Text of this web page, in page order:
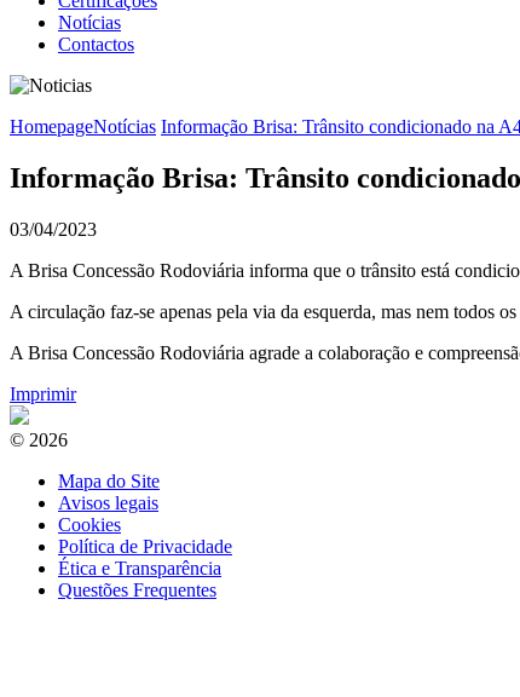
Notícias
Contactos
HomepageNotícias Informação Brisa: Trânsito condicionado na
Informação Brisa: Trânsito
03/04/2023
A Brisa Concessão Rodoviária informa que o trânsito está
A circulação faz-se apenas pela via da esquerda, mas nem todos
A Brisa Concessão Rodoviária agrade a colaboração e
Imprimir
© 2026
Mapa do Site
Avisos legais
Cookies
Política de Privacidade
Ética e Transparência
Questões Frequentes